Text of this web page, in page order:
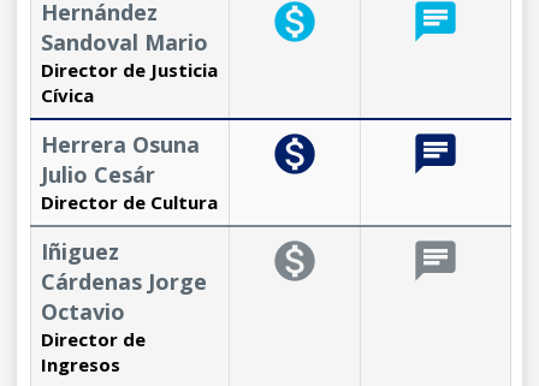
Hernández
Sandoval Mario
Director de Justicia
Cívica
monetization_on chat
Herrera Osuna
Julio Cesár
Director de Cultura
monetization_on chat
Iñiguez
Cárdenas Jorge
Octavio
Director de
Ingresos
monetization_on chat